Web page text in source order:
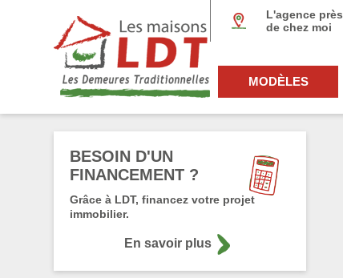
L'agence près
de chez moi
MODÈLES
BESOIN D'UN
FINANCEMENT ?
Grâce à LDT, financez votre projet
immobilier.
En savoir plus